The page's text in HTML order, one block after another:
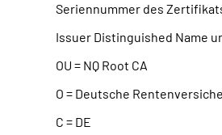
Seriennummer des
Issuer Distinguished Name
OU = NQ Root CA
O = Deutsche
C = DE